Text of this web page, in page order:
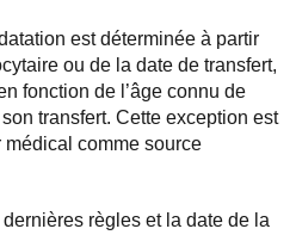
est déterminée à partir
ou de la date de transfert,
fonction de l’âge connu de
transfert. Cette exception est
comme source
règles et la date de la